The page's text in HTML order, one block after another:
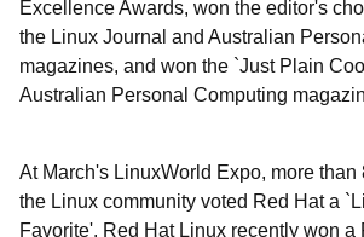
Excellence Awards, won the editor's
the Linux Journal and Australian
magazines, and won the `Just Plain
Australian Personal Computing
At March's LinuxWorld Expo, more than
the Linux community voted Red Hat a
Favorite'. Red Hat Linux recently won a